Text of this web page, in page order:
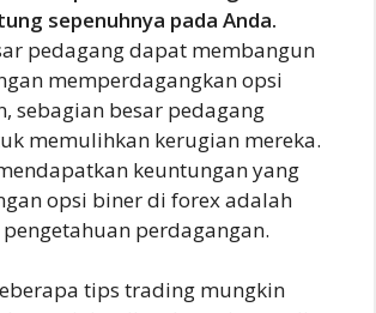
sepenuhnya pada Anda.
pedagang dapat membangun
memperdagangkan opsi
sebagian besar pedagang
memulihkan kerugian mereka.
keuntungan yang
opsi biner di forex adalah
perdagangan.
tips trading mungkin